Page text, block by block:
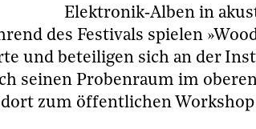
Elektronik‑Alben in
des Festivals spielen
und beteiligen sich an der
seinen Probenraum im
dort zum öffentlichen Workshop